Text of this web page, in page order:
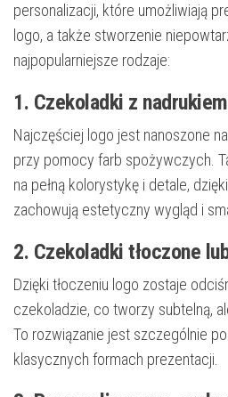
personalizacji, które umożliwiają
logo, a także stworzenie
najpopularniejsze rodzaje:
1. Czekoladki z
Najczęściej logo jest nanoszone
przy pomocy farb spożywczych.
na pełną kolorystykę i detale,
zachowują estetyczny wygląd i
2. Czekoladki tłoczone
Dzięki tłoczeniu logo zostaje
czekoladzie, co tworzy subtelną,
To rozwiązanie jest szczególnie
klasycznych formach prezentacji.